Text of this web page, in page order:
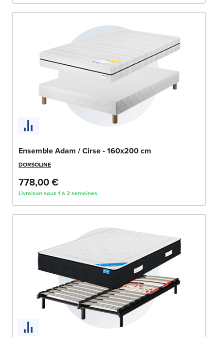
Ensemble Adam / Cirse - 160x200 cm
DORSOLINE
778,00 €
Livraison sous 1 à 2 semaines